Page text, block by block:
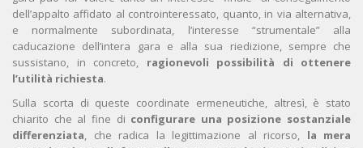
dell’appalto affidato al controinteressato, quanto, in via alternativa,
e normalmente subordinata, l’interesse “strumentale” alla
caducazione dell’intera gara e alla sua riedizione, sempre che
sussistano, in concreto, ragionevoli possibilità di ottenere
l’utilità richiesta.
Sulla scorta di queste coordinate ermeneutiche, altresì, è stato
chiarito che al fine di configurare una posizione sostanziale
differenziata, che radica la legittimazione al ricorso, la mera